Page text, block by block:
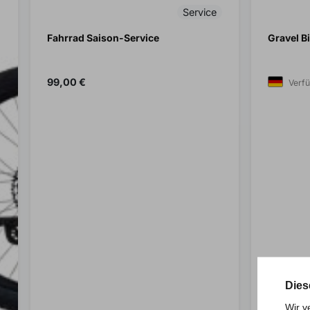
Wir
Service
Fahrrad Saison-Service
Preis
99,00 €
Gravel